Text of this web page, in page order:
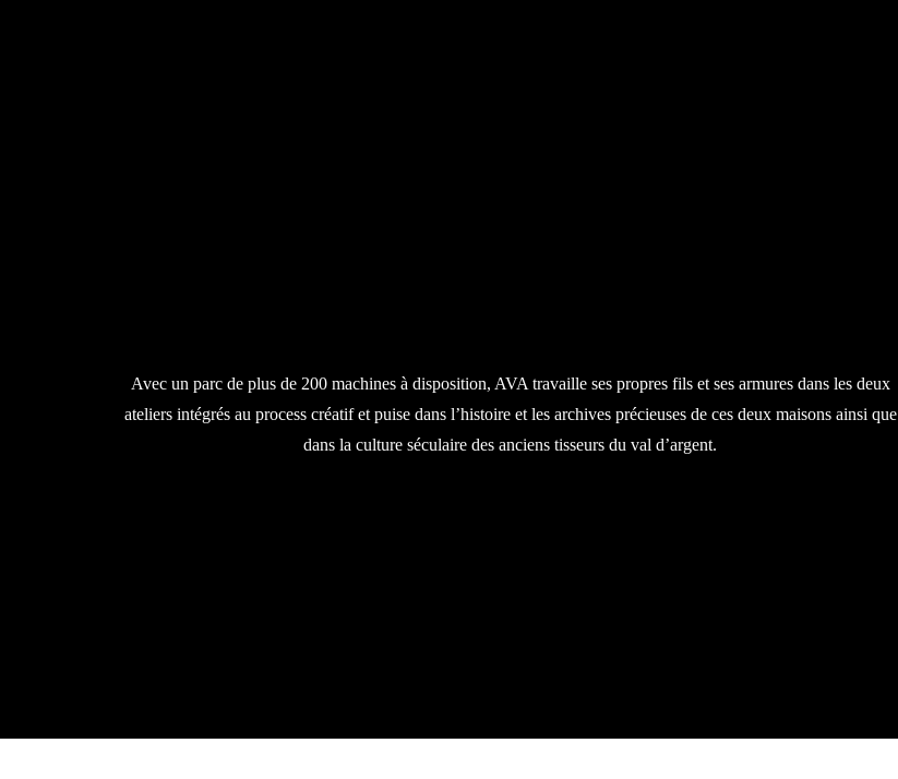
Avec un parc de plus de 200 machines à disposition, AVA travaille ses propres fils et ses armures dans les deux
ateliers intégrés au process créatif et puise dans l’histoire et les archives précieuses de ces deux maisons ainsi que
dans la culture séculaire des anciens tisseurs du val d’argent.